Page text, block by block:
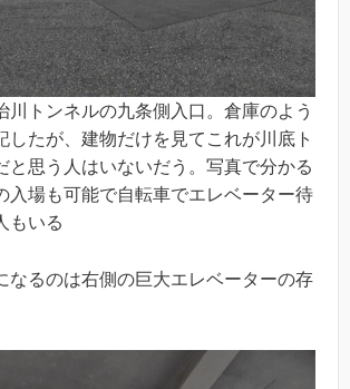
川トンネルの九条側入口。倉庫のよう
したが、建物だけを見てこれが川底ト
と思う人はいないだう。写真で分かる
入場も可能で自転車でエレベーター待
もいる
なるのは右側の巨大エレベーターの存